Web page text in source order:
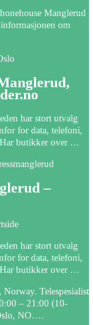
Manglerud
om
har stort utvalg
for data, telefoni,
butikker over …
–
har stort utvalg
for data, telefoni,
butikker over …
Telespesialist
– 21:00 (10-
NO….